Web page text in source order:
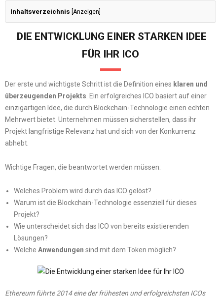
Inhaltsverzeichnis Anzeigen
DIE ENTWICKLUNG EINER STARKEN IDEE
FÜR IHR ICO
Der erste und wichtigste Schritt ist die Definition eines klaren und
überzeugenden Projekts . Ein erfolgreiches ICO basiert auf einer
einzigartigen Idee, die durch Blockchain-Technologie einen echten
Mehrwert bietet. Unternehmen müssen sicherstellen, dass ihr
Projekt langfristige Relevanz hat und sich von der Konkurrenz
abhebt.
Wichtige Fragen, die beantwortet werden müssen:
Welches Problem wird durch das ICO gelöst?
Warum ist die Blockchain-Technologie essenziell für dieses
Projekt?
Wie unterscheidet sich das ICO von bereits existierenden
Lösungen?
Welche Anwendungen sind mit dem Token möglich?
Ethereum führte 2014 eine der frühesten und erfolgreichsten ICOs